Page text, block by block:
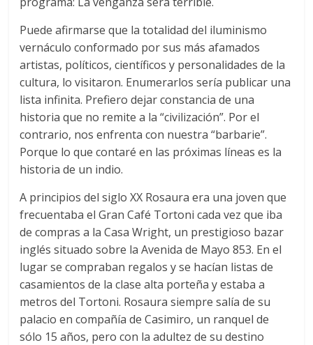
Puede afirmarse que la totalidad del iluminismo
vernáculo conformado por sus más afamados
artistas, políticos, científicos y personalidades de la
cultura, lo visitaron. Enumerarlos sería publicar una
lista infinita. Prefiero dejar constancia de una
historia que no remite a la “civilización”. Por el
contrario, nos enfrenta con nuestra “barbarie”.
Porque lo que contaré en las próximas líneas es la
historia de un indio.
A principios del siglo XX Rosaura era una joven que
frecuentaba el Gran Café Tortoni cada vez que iba
de compras a la Casa Wright, un prestigioso bazar
inglés situado sobre la Avenida de Mayo 853. En el
lugar se compraban regalos y se hacían listas de
casamientos de la clase alta porteña y estaba a
metros del Tortoni. Rosaura siempre salía de su
palacio en compañía de Casimiro, un ranquel de
sólo 15 años, pero con la adultez de su destino